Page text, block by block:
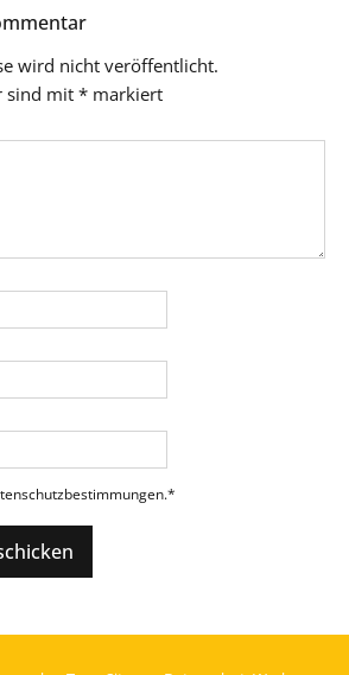
wird nicht veröffentlicht.
sind mit * markiert
*